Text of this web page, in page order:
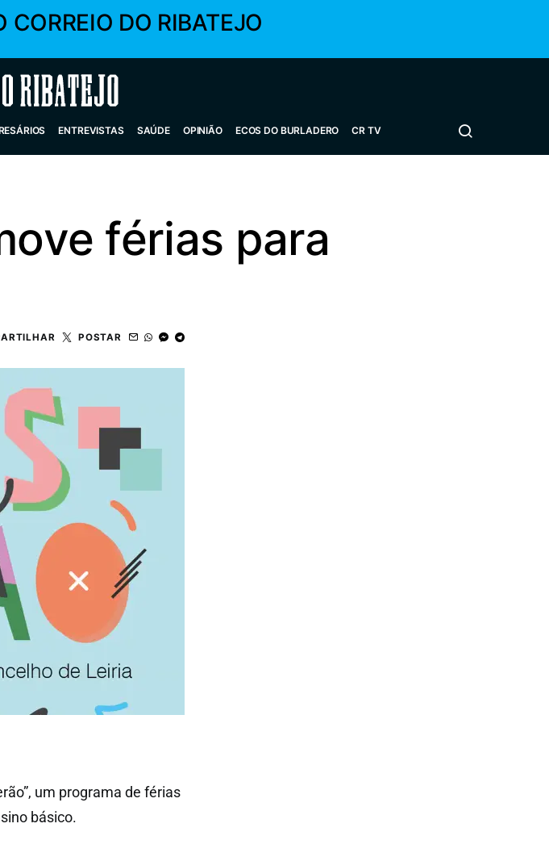
CORREIO DO RIBATEJO
ENTREVISTAS SAÚDE OPINIÃO ECOS DO BURLADERO CR TV
férias para
POSTAR
um programa de férias
básico.